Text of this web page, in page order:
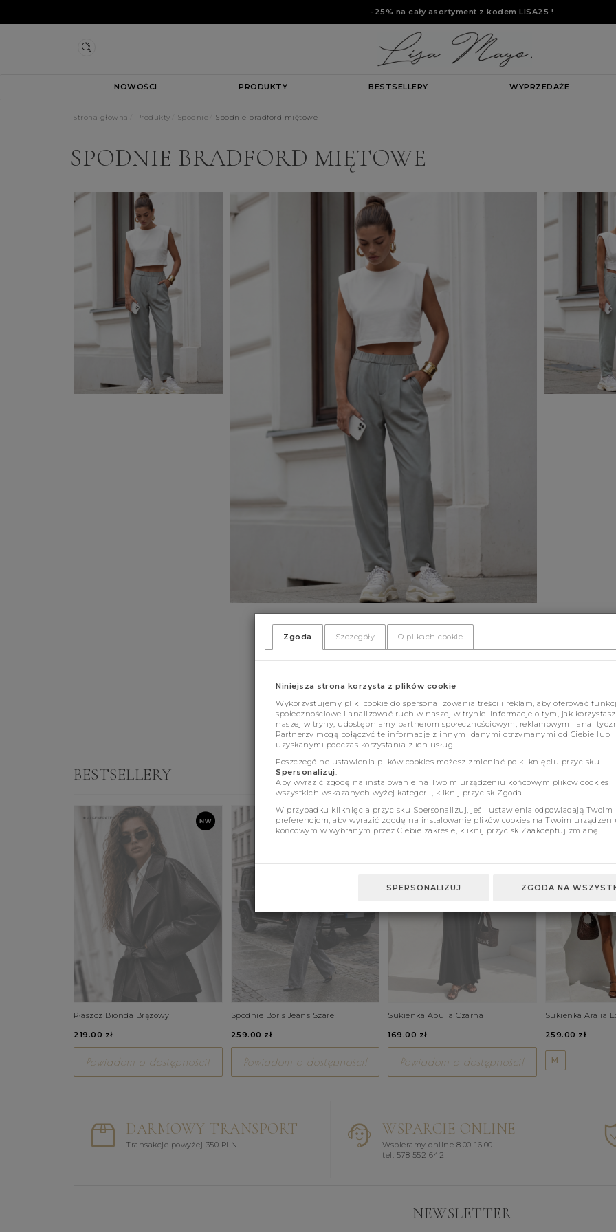
-25% na cały asortyment z kodem LISA25 !
NOWOŚCI PRODUKTY BESTSELLERY WYPRZEDAŻE
Strona główna Produkty Spodnie Spodnie bradford miętowe
SPODNIE BRADFORD MIĘTOWE
BESTSELLERY
Płaszcz Bionda Brązowy
219.00 zł
Powiadom o dostępności!
Spodnie Boris Jeans Szare
259.00 zł
Powiadom o dostępności!
Sukienka Apulia Czarna
169.00 zł
Powiadom o dostępności!
Sukienka Aralia
259.00 zł
M
DARMOWY TRANSPORT
Transakcje powyżej 350 PLN
WSPARCIE ONLINE
Wspieramy online 8.00-16.00
tel. 578 552 642
NEWSLETTER
Zgoda Szczegóły O plikach cookie
Niniejsza strona korzysta z plików cookie
Wykorzystujemy pliki cookie do spersonalizowania treści i reklam, aby oferować
społecznościowe i analizować ruch w naszej witrynie. Informacje o tym, jak
naszej witryny, udostępniamy partnerom społecznościowym, reklamowym i
Partnerzy mogą połączyć te informacje z innymi danymi otrzymanymi od Ciebie lub
uzyskanymi podczas korzystania z ich usług.
Poszczególne ustawienia plików cookies możesz zmieniać po kliknięciu przycisku
Spersonalizuj.
Aby wyrazić zgodę na instalowanie na Twoim urządzeniu końcowym plików cookies
wszystkich wskazanych wyżej kategorii, kliknij przycisk Zgoda.
W przypadku kliknięcia przycisku Spersonalizuj, jeśli ustawienia odpowiadają Twoim
preferencjom, aby wyrazić zgodę na instalowanie plików cookies na Twoim
końcowym w wybranym przez Ciebie zakresie, kliknij przycisk Zaakceptuj zmianę.
SPERSONALIZUJ ZGODA NA